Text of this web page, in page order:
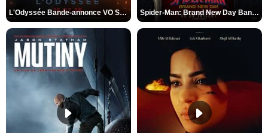
L'Odyssée Bande-annonce VO STFR Spider-Man: Brand New Day Bande-annonce VO STFR